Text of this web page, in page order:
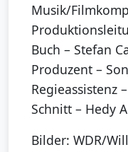
Musik/
Buch – Stefan
Produzent –
Regieassistenz
Schnitt – Hedy
Bilder: WDR/